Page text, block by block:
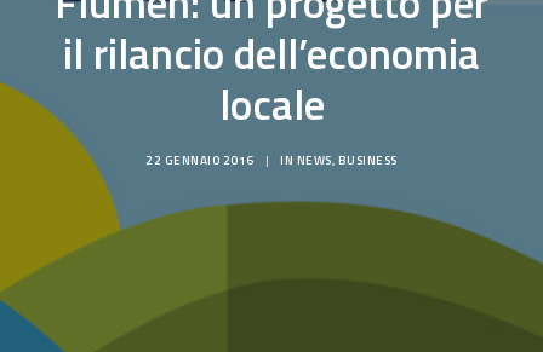
ATTIVITÀ
CONTATTI
LAVORA CON NOI
NEWS
SEARCH
il rilancio dell’economia
locale
22 GENNAIO 2016 | IN NEWS, BUSINESS